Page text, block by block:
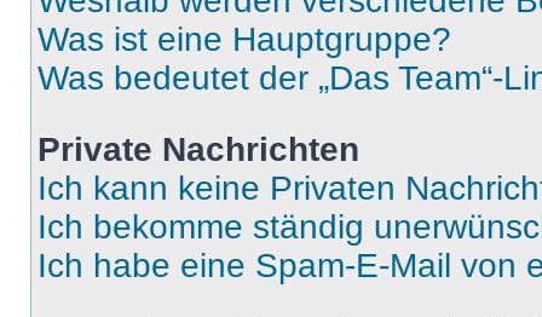
Was ist eine Hauptgruppe?
Was bedeutet der „Das Team“-
Private Nachrichten
Ich kann keine Privaten
Ich bekomme ständig
Ich habe eine Spam-E-Mail von